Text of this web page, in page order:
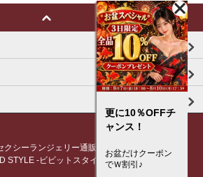
クシーランジェリー通販
STYLE -ビビットスタイル-
更に10％OFFチ
ャンス！
お盆だけクーポン
でＷ割引♪